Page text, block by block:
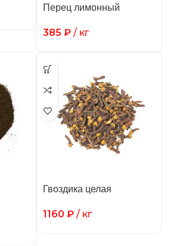
Перец лимонный
385 ₽ / кг
Гвоздика целая
1160 ₽ / кг